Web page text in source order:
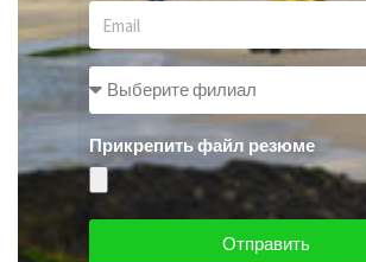
Прикрепить файл резюме
Отправить